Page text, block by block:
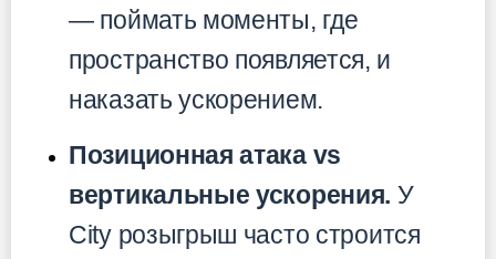
— поймать моменты, где
пространство появляется, и
наказать ускорением.
Позиционная атака vs
вертикальные ускорения. У
City розыгрыш часто строится